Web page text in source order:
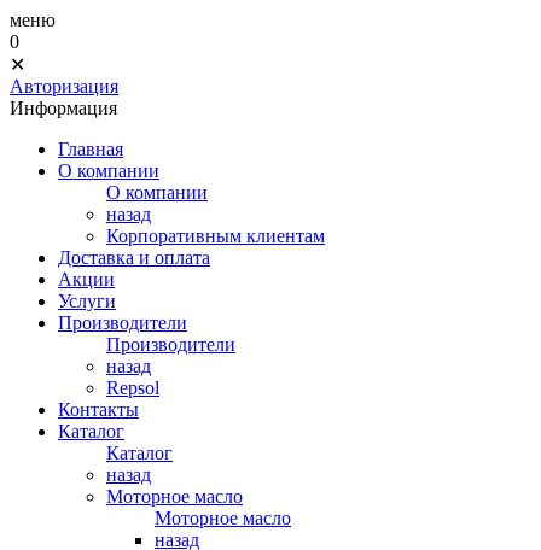
меню
0
✕
Авторизация
Информация
Главная
О компании
О компании
назад
Корпоративным клиентам
Доставка и оплата
Акции
Услуги
Производители
Производители
назад
Repsol
Контакты
Каталог
Каталог
назад
Моторное масло
Моторное масло
назад